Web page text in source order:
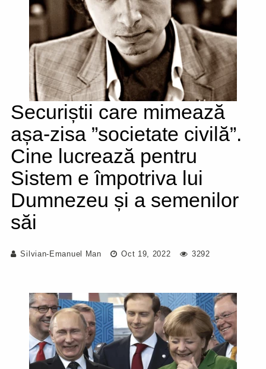
Securiștii care mimează
așa-zisa ”societate civilă”.
Cine lucrează pentru
Sistem e împotriva lui
Dumnezeu și a semenilor
săi
Silvian-Emanuel Man Oct 19, 2022 3292